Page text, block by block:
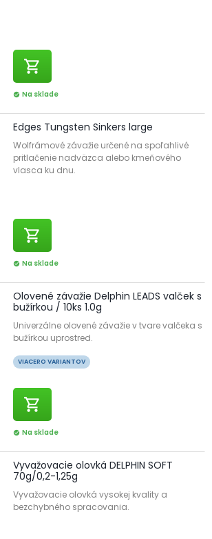
shopping_cart
check_circle Na sklade
Edges Tungsten Sinkers large
Wolfrámové závažie určené na spoľahlivé
pritlačenie nadväzca alebo kmeňového
vlasca ku dnu.
shopping_cart
check_circle Na sklade
Olovené závažie Delphin LEADS valček s
bužírkou / 10ks 1.0g
Univerzálne olovené závažie v tvare valčeka s
bužírkou uprostred.
VIACERO VARIANTOV
shopping_cart
check_circle Na sklade
Vyvažovacie olovká DELPHIN SOFT
70g/0,2-1,25g
Vyvažovacie olovká vysokej kvality a
bezchybného spracovania.